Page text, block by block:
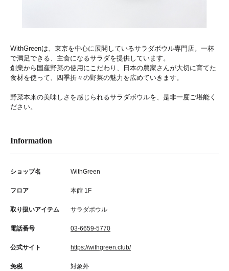
WithGreenは、東京を中心に展開しているサラダボウル専門店。一杯
で満足できる、主食になるサラダを提供しています。
創業から国産野菜の使用にこだわり、日本の農家さんが大切に育てた
食材を使って、四季折々の野菜の魅力を広めていきます。
野菜本来の美味しさを感じられるサラダボウルを、是非一度ご堪能く
ださい。
Information
ショップ名 WithGreen
フロア 本館 1F
取り扱いアイテム サラダボウル
電話番号 03-6659-5770
公式サイト https://withgreen.club/
免税 対象外